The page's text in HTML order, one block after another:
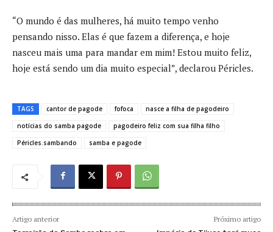
“O mundo é das mulheres, há muito tempo venho
pensando nisso. Elas é que fazem a diferença, e hoje
nasceu mais uma para mandar em mim! Estou muito feliz,
hoje está sendo um dia muito especial”, declarou Péricles.
TAGS cantor de pagode fofoca
nasce a filha de pagodeiro
notícias do samba pagode
pagodeiro feliz com sua filha filho
Péricles.sambando
samba e pagode
Artigo anterior Próximo artigo